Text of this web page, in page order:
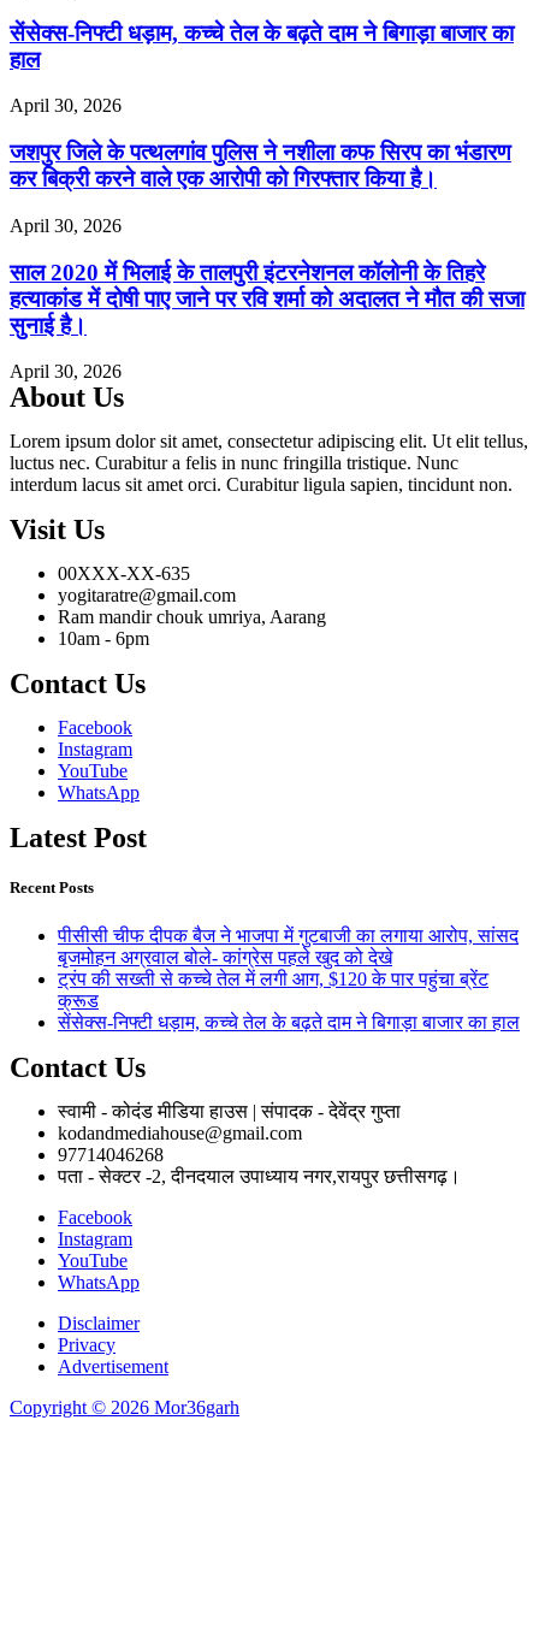
सेंसेक्स-निफ्टी धड़ाम, कच्चे तेल के बढ़ते दाम ने बिगाड़ा बाजार का
हाल
April 30, 2026
जशपुर जिले के पत्थलगांव पुलिस ने नशीला कफ सिरप का भंडारण
कर बिक्री करने वाले एक आरोपी को गिरफ्तार किया है।
April 30, 2026
साल 2020 में भिलाई के तालपुरी इंटरनेशनल कॉलोनी के तिहरे
हत्याकांड में दोषी पाए जाने पर रवि शर्मा को अदालत ने मौत की सजा
सुनाई है।
April 30, 2026
About Us
Lorem ipsum dolor sit amet, consectetur adipiscing elit. Ut elit tellus,
luctus nec. Curabitur a felis in nunc fringilla tristique. Nunc
interdum lacus sit amet orci. Curabitur ligula sapien, tincidunt non.
Visit Us
00XXX-XX-635
yogitaratre@gmail.com
Ram mandir chouk umriya, Aarang
10am - 6pm
Contact Us
Facebook
Instagram
YouTube
WhatsApp
Latest Post
Recent Posts
पीसीसी चीफ दीपक बैज ने भाजपा में गुटबाजी का लगाया आरोप, सांसद
बृजमोहन अग्रवाल बोले- कांग्रेस पहले खुद को देखे
ट्रंप की सख्ती से कच्चे तेल में लगी आग, $120 के पार पहुंचा ब्रेंट
क्रूड
सेंसेक्स-निफ्टी धड़ाम, कच्चे तेल के बढ़ते दाम ने बिगाड़ा बाजार का हाल
Contact Us
स्वामी - कोदंड मीडिया हाउस | संपादक - देवेंद्र गुप्ता
kodandmediahouse@gmail.com
97714046268
पता - सेक्टर -2, दीनदयाल उपाध्याय नगर,रायपुर छत्तीसगढ़।
Facebook
Instagram
YouTube
WhatsApp
Disclaimer
Privacy
Advertisement
Copyright © 2026 Mor36garh